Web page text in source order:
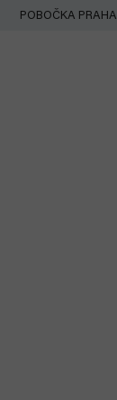
Přejít
POBOČKA PRAHA